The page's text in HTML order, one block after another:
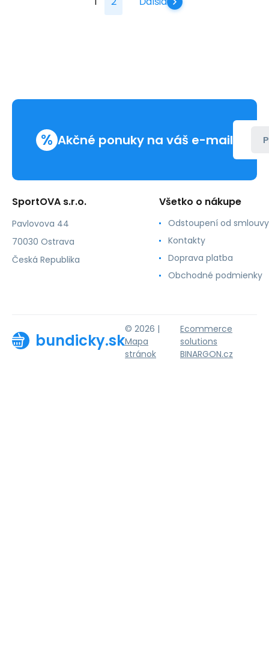
% Akčné ponuky na váš e-mail
SportOVA s.r.o.
Pavlovova 44
70030 Ostrava
Česká Republika
Všetko o nákupe
Odstoupení od smlouvy
Kontakty
Doprava platba
Obchodné podmienky
bundicky.sk
© 2026 |
Mapa
stránok
Ecommerce
solutions
BINARGON.cz